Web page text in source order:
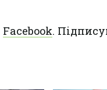
Facebook.